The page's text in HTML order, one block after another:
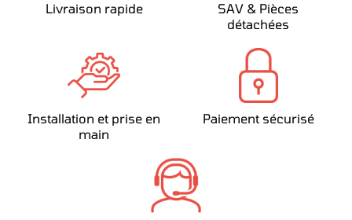
Livraison rapide
SAV & Pièces
détachées
Installation et prise en
main
Paiement sécurisé